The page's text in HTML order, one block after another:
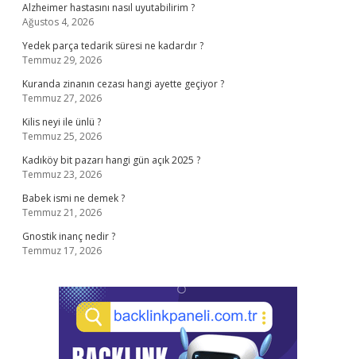
Alzheimer hastasını nasıl uyutabilirim ?
Ağustos 4, 2026
Yedek parça tedarik süresi ne kadardır ?
Temmuz 29, 2026
Kuranda zinanın cezası hangi ayette geçiyor ?
Temmuz 27, 2026
Kilis neyi ile ünlü ?
Temmuz 25, 2026
Kadıköy bit pazarı hangi gün açık 2025 ?
Temmuz 23, 2026
Babek ismi ne demek ?
Temmuz 21, 2026
Gnostik inanç nedir ?
Temmuz 17, 2026